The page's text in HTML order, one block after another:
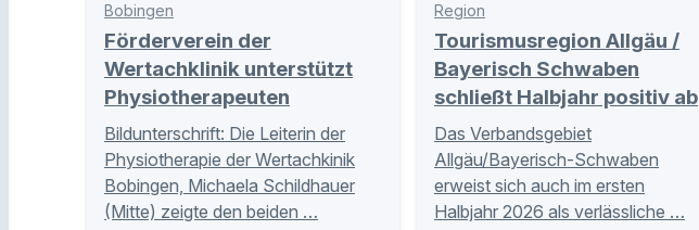
Bobingen
Förderverein der
Wertachklinik unterstützt
Physiotherapeuten
Bildunterschrift: Die Leiterin der
Physiotherapie der Wertachkinik
Bobingen, Michaela Schildhauer
(Mitte) zeigte den beiden …
Region
Tourismusregion Allgäu /
Bayerisch Schwaben
schließt Halbjahr positiv ab
Das Verbandsgebiet
Allgäu/Bayerisch-Schwaben
erweist sich auch im ersten
Halbjahr 2026 als verlässliche …